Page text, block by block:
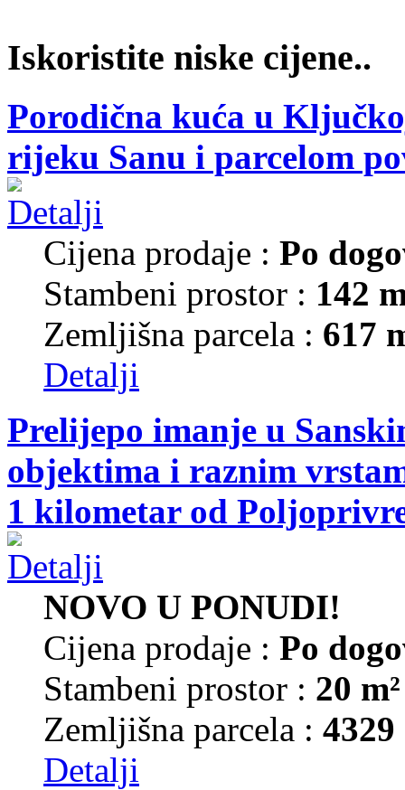
Iskoristite niske cijene..
Porodična kuća u
rijeku Sanu i parcelom
Cijena prodaje : Po
Stambeni prostor : 142
Zemljišna parcela : 617
Detalji
Prelijepo imanje u
objektima i raznim
1 kilometar od
NOVO U PONUDI!
Cijena prodaje : Po
Stambeni prostor : 20 m²
Zemljišna parcela : 4329
Detalji